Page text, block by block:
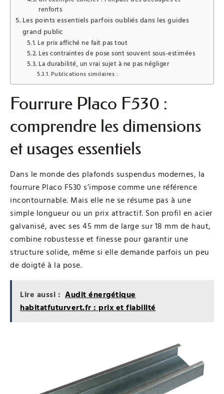
renforts
Les points essentiels parfois oubliés dans les guides
grand public
Le prix affiché ne fait pas tout
Les contraintes de pose sont souvent sous-estimées
La durabilité, un vrai sujet à ne pas négliger
Publications similaires :
Fourrure Placo F530 :
comprendre les dimensions
et usages essentiels
Dans le monde des plafonds suspendus modernes, la
fourrure Placo F530 s’impose comme une référence
incontournable. Mais elle ne se résume pas à une
simple longueur ou un prix attractif. Son profil en acier
galvanisé, avec ses 45 mm de large sur 18 mm de haut,
combine robustesse et finesse pour garantir une
structure solide, même si elle demande parfois un peu
de doigté à la pose.
Lire aussi : Audit énergétique
habitatfuturvert.fr : prix et fiabilité